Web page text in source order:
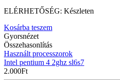
ELÉRHETŐSÉG: Készleten
Kosárba teszem
Gyorsnézet
Összehasonlítás
Használt processzorok
Intel pentium 4 2ghz sl6s7
2.000Ft